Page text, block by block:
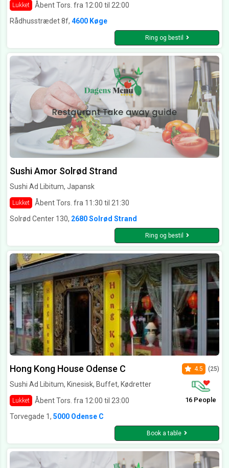
Lukket
Åbent Tors. fra 12:00 til 22:00
Rådhusstrædet 8f, 4600 Køge
Ring og bestil
Sushi Amor Solrød Strand
Sushi Ad Libitum, Japansk
Lukket
Åbent Tors. fra 11:30 til 21:30
Solrød Center 130, 2680 Solrød Strand
Ring og bestil
Hong Kong House Odense C
Sushi Ad Libitum, Kinesisk, Buffet, Kødretter
Lukket Åbent Tors. fra 12:00 til 23:00
4.5 (25)
16 People
Torvegade 1, 5000 Odense C
Book a table